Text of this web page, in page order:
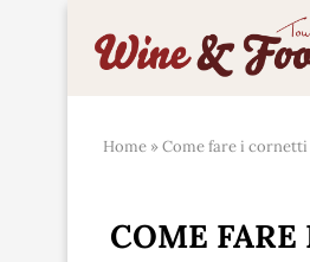
Home »Come fare i
COME